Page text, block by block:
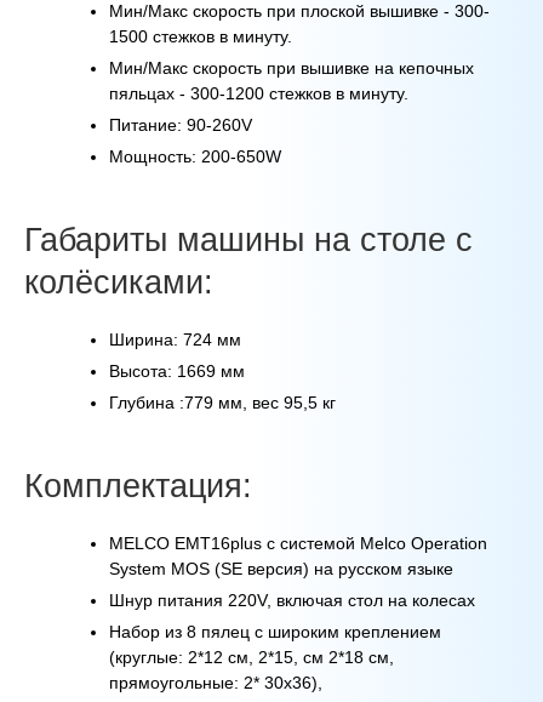
Мин/Макс скорость при плоской вышивке - 300-
1500 стежков в минуту.
Мин/Макс скорость при вышивке на кепочных
пяльцах - 300-1200 стежков в минуту.
Питание: 90-260V
Мощность: 200-650W
Габариты машины на столе с
колёсиками:
Ширина: 724 мм
Высота: 1669 мм
Глубина :779 мм, вес 95,5 кг
Комплектация:
MELCO EMT16plus с системой Melco Operation
System MOS (SE версия) на русском языке
Шнур питания 220V, включая стол на колесах
Набор из 8 пялец с широким креплением
(круглые: 2*12 см, 2*15, см 2*18 см,
прямоугольные: 2* 30х36),